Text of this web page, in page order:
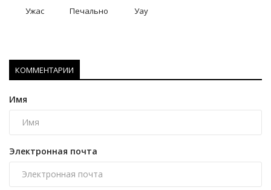
Ужас Печально Уау
КОММЕНТАРИИ
Имя
Электронная почта